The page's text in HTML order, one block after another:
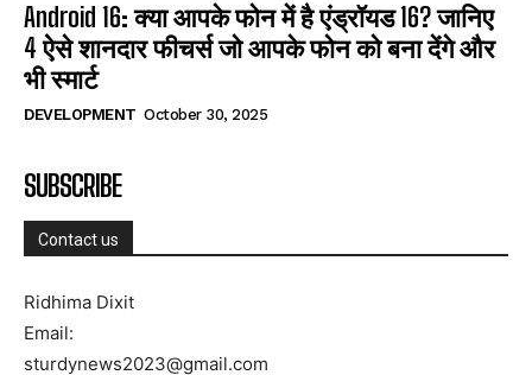
Android 16: क्या आपके फोन में है एंड्रॉयड 16? जानिए
4 ऐसे शानदार फीचर्स जो आपके फोन को बना देंगे और
भी स्मार्ट
DEVELOPMENT October 30, 2025
SUBSCRIBE
Contact us
Ridhima Dixit
Email:
sturdynews2023@gmail.com